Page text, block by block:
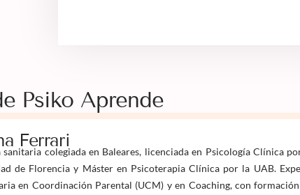
Psiko Aprende
Ferrari
sanitaria colegiada en Baleares, licenciada en Psicología Clínica
de Florencia y Máster en Psicoterapia Clínica por la UAB.
en Coordinación Parental (UCM) y en Coaching, con